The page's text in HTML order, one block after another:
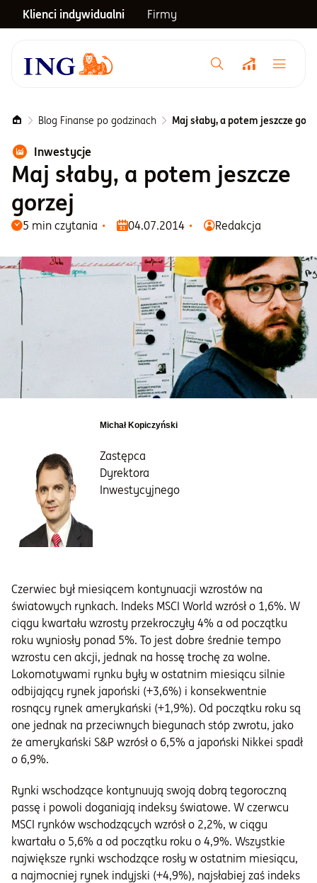
Klienci indywidualni Firmy
Menu główne
Notowania
Emerytura
Inwestycje
Blog
Centrum pomocy
Informacje i dokumenty
O nas
Zaloguj
Blog Finanse po godzinach Maj słaby, a potem jeszcze
Inwestycje
Maj słaby, a potem jeszcze
gorzej
5 min czytania 04.07.2014 Redakcja
Michał Kopiczyński
Zastępca
Dyrektora
Inwestycyjnego
Czerwiec był miesiącem kontynuacji wzrostów na
światowych rynkach. Indeks MSCI World wzrósł o 1,6%. W
ciągu kwartału wzrosty przekroczyły 4% a od początku
roku wyniosły ponad 5%. To jest dobre średnie tempo
wzrostu cen akcji, jednak na hossę trochę za wolne.
Lokomotywami rynku były w ostatnim miesiącu silnie
odbijający rynek japoński (+3,6%) i konsekwentnie
rosnący rynek amerykański (+1,9%). Od początku roku są
one jednak na przeciwnych biegunach stóp zwrotu, jako
że amerykański S&P wzrósł o 6,5% a japoński Nikkei spadł
o 6,9%.
Rynki wschodzące kontynuują swoją dobrą tegoroczną
passę i powoli doganiają indeksy światowe. W czerwcu
MSCI rynków wschodzących wzrósł o 2,2%, w ciągu
kwartału o 5,6% a od początku roku o 4,9%. Wszystkie
największe rynki wschodzące rosły w ostatnim miesiącu,
a najmocniej rynek indyjski (+4,9%), najsłabiej zaś indeks